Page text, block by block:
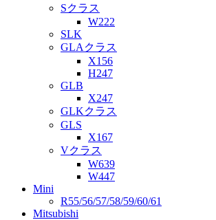
Sクラス
W222
SLK
GLAクラス
X156
H247
GLB
X247
GLKクラス
GLS
X167
Vクラス
W639
W447
Mini
R55/56/57/58/59/60/61
Mitsubishi